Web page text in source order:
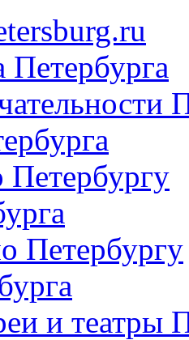
Петербурга
Петербургу
и театры